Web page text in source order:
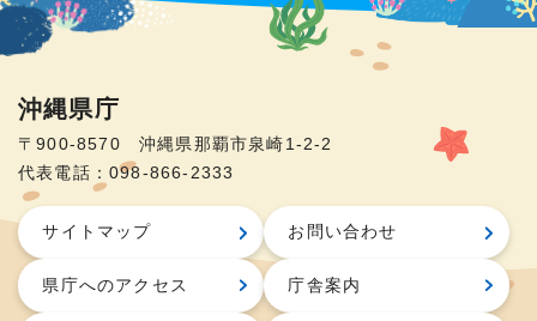
沖縄県庁
〒900-8570 沖縄県那覇市泉崎1-2-2
代表電話：098-866-2333
サイトマップ お問い合わせ
県庁へのアクセス 庁舎案内